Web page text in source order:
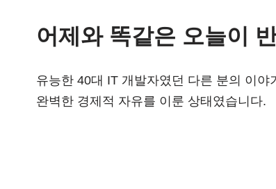
어제와 똑같은 오늘이
유능한 40대 IT 개발자였던 다른 분의 이
완벽한 경제적 자유를 이룬 상태였습니다.